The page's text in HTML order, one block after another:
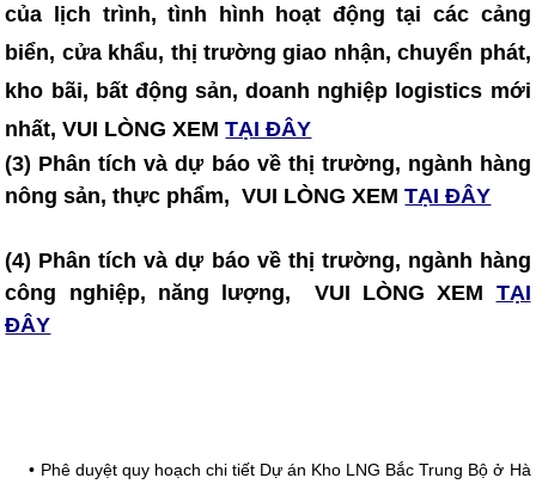
của lịch trình, tình hình hoạt động tại các cảng
biển, cửa khẩu, thị trường giao nhận, chuyển phát,
kho bãi, bất động sản, doanh nghiệp logistics mới
nhất, VUI LÒNG XEM TẠI ĐÂY
(3) Phân tích và dự báo về thị trường, ngành hàng
nông sản, thực phẩm, VUI LÒNG XEMTẠI ĐÂY
(4) Phân tích và dự báo về thị trường, ngành hàng
công nghiệp, năng lượng, VUI LÒNG XEM TẠI
ĐÂY
• Phê duyệt quy hoạch chi tiết Dự án Kho LNG Bắc Trung Bộ ở Hà